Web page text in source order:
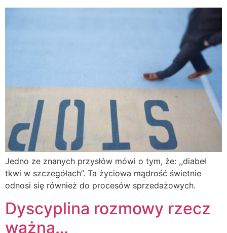
Jedno ze znanych przysłów mówi o tym, że: ,,diabeł
tkwi w szczegółach”. Ta życiowa mądrość świetnie
odnosi się również do procesów sprzedażowych.
Dyscyplina rozmowy rzecz
ważna…